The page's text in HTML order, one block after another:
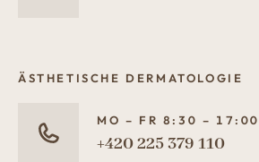
ÄSTHETISCHE DERMATOLOGIE
MO – FR 8:30 – 17:00
+420 225 379 110